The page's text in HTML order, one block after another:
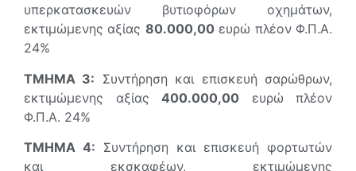
υπερκατασκευών βυτιοφόρων οχημάτων,
εκτιμώμενης αξίας 80.000,00ευρώ πλέον Φ.Π.Α.
24%
ΤΜΗΜΑ 3: Συντήρηση και επισκευή σαρώθρων,
εκτιμώμενης αξίας 400.000,00 ευρώ πλέον
Φ.Π.Α. 24%
ΤΜΗΜΑ 4: Συντήρηση και επισκευή φορτωτών
και εκσκαφέων, εκτιμώμενης